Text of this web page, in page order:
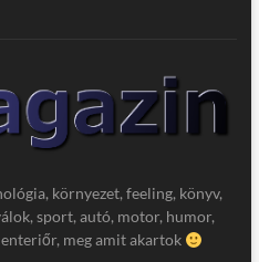
környezet, feeling, könyv,
sport, autó, motor, humor,
meg amit akartok